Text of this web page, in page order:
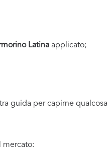
Latina applicato;
guida per capirne
mercato: